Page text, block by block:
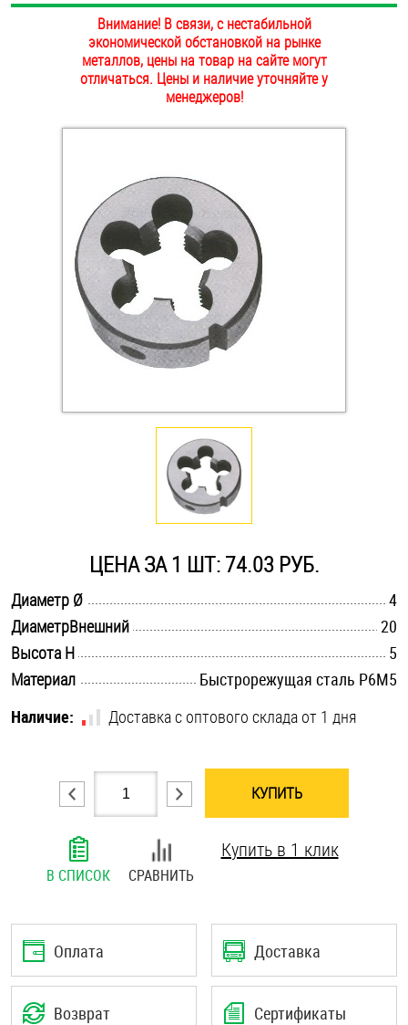
ОПЛАТА И ДОСТАВКА
НАШИ МАГАЗИНЫ
Дюбели
Заклепки (Гайки-Заклепки)
Инструмент
Крюки, кольца с метрической резьбой
Оснастка и аксессуары для яхт
Саморезы и шурупы
Стопорные кольца
Такелаж
Хомуты
Шпильки
Шплинты
Штифты и пальцы
Внимание! В связи, с нестабильной
экономической обстановкой на рынке
металлов, цены на товар на сайте могут
отличаться. Цены и наличие уточняйте у
менеджеров!
ЦЕНА ЗА 1 ШТ: 74.03 РУБ.
Диаметр Ø
4
ДиаметрВнешний
20
Высота H
5
Материал
Быстрорежущая сталь Р6М5
Наличие:
Доставка с оптового склада от 1 дня
КУПИТЬ
В СПИСОК СРАВНИТЬ
Купить в 1 клик
Оплата Доставка
Возврат Сертификаты